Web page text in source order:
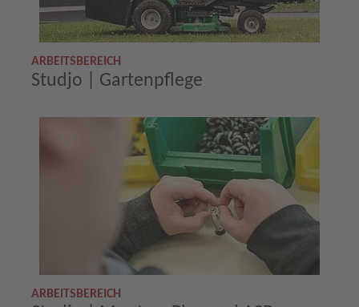
ARBEITSBEREICH
Studjo | Gartenpflege
ARBEITSBEREICH